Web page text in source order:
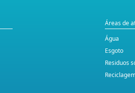
Áreas de
Água
Esgoto
Residuos